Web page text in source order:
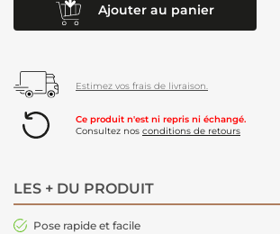
Ajouter au panier
Estimez vos frais de livraison.
Ce produit n'est ni repris ni échangé.
Consultez nos conditions de retours
LES + DU PRODUIT
Pose rapide et facile